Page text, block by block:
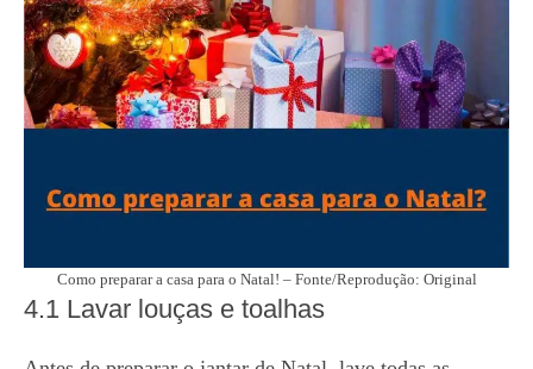
Como preparar a casa para o Natal! – Fonte/Reprodução: Original
4.1 Lavar louças e toalhas